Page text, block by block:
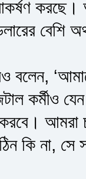
আকর্ষণ
বেশি
কর্মীও
কি না,